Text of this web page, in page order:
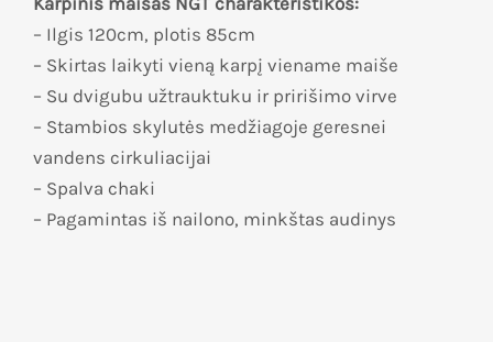
– Ilgis 120cm, plotis 85cm
– Skirtas laikyti vieną karpį viename maiše
– Su dvigubu užtrauktuku ir pririšimo virve
– Stambios skylutės medžiagoje geresnei
vandens cirkuliacijai
– Spalva chaki
– Pagamintas iš nailono, minkštas audinys